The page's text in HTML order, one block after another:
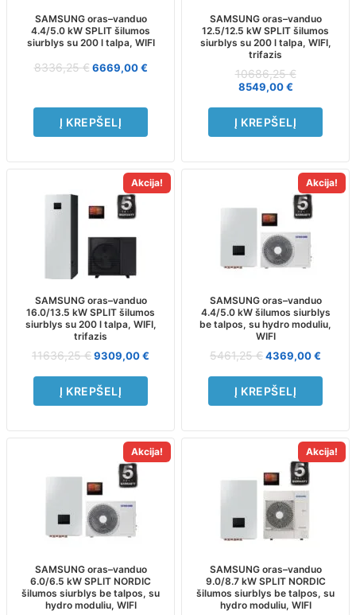
SAMSUNG oras–vanduo
4.4/5.0 kW SPLIT šilumos
siurblys su 200 l talpa, WIFI
8336,25€ 6669,00€
Į KREPŠELĮ
SAMSUNG oras–vanduo
12.5/12.5 kW SPLIT šilumos
siurblys su 200 l talpa, WIFI,
trifazis
10686,25€
8549,00€
Į KREPŠELĮ
Akcija!
SAMSUNG oras–vanduo
16.0/13.5 kW SPLIT šilumos
siurblys su 200 l talpa, WIFI,
trifazis
11636,25€9309,00€
Į KREPŠELĮ
Akcija!
SAMSUNG oras–vanduo
4.4/5.0 kW šilumos siurblys
be talpos, su hydro moduliu,
WIFI
5461,25€4369,00€
Į KREPŠELĮ
Akcija!
SAMSUNG oras–vanduo
6.0/6.5 kW SPLIT NORDIC
šilumos siurblys be talpos, su
hydro moduliu, WIFI
Akcija!
SAMSUNG oras–vanduo
9.0/8.7 kW SPLIT NORDIC
šilumos siurblys be talpos, su
hydro moduliu, WIFI